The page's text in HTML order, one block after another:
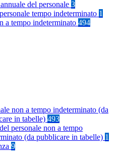
del personale 3
tempo indeterminato 1
a tempo indeterminato 494
non a tempo indeterminato (da
in tabelle) 493
personale non a tempo
(da pubblicare in tabelle) 1
9